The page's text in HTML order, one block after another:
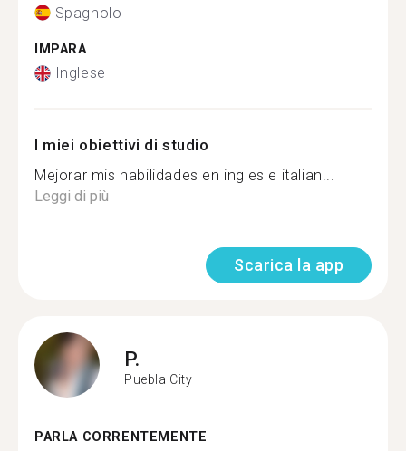
Spagnolo
IMPARA
Inglese
I miei obiettivi di studio
Mejorar mis habilidades en ingles e italian...
Leggi di più
Scarica la app
P.
Puebla City
PARLA CORRENTEMENTE